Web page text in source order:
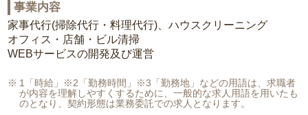
事業内容
家事代行(掃除代行・料理代行)、ハウスクリーニング
オフィス・店舗・ビル清掃
WEBサービスの開発及び運営
1「時給」※2「勤務時間」※3「勤務地」などの用語は、求職者
が内容を理解しやすくするために、一般的な求人用語を用いたも
のとなり、契約形態は業務委託での求人となります。